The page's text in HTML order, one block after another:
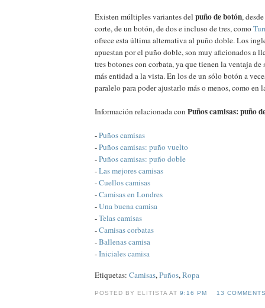
Existen múltiples variantes del puño de botón,
corte, de un botón, de dos e incluso de tres, como
ofrece esta última alternativa al puño doble. Los
apuestan por el puño doble, son muy aficionados a
tres botones con corbata, ya que tienen la ventaja de
más entidad a la vista. En los de un sólo botón a
paralelo para poder ajustarlo más o menos, como en
Información relacionada con Puños camisas: puño
-Puños camisas
-Puños camisas: puño vuelto
-Puños camisas: puño doble
-Las mejores camisas
-Cuellos camisas
-Camisas en Londres
-Una buena camisa
-Telas camisas
-Camisas corbatas
-Ballenas camisa
-Iniciales camisa
Etiquetas: Camisas,Puños,Ropa
POSTED BY ELITISTA AT9:16 PM 13